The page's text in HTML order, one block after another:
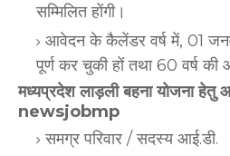
सम्मिलित होंगी।
आवेदन के कैलेंडर वर्ष में, 01
पूर्ण कर चुकी हों तथा 60 वर्ष
मध्यप्रदेश लाड़ली बहना योजना
newsjobmp
समग्र परिवार / सदस्य आई.डी.